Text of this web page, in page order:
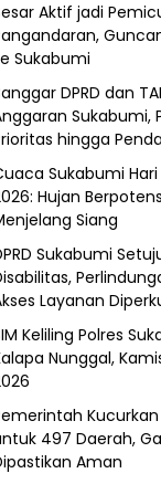
Aktif jadi
Sukabumi
DPRD dan
Sukabumi,
hingga
Sukabumi
Hujan
Siang
Sukabumi
Layanan
Keliling Polres
Nunggal,
Kucurkan
497 Daerah,
Aman